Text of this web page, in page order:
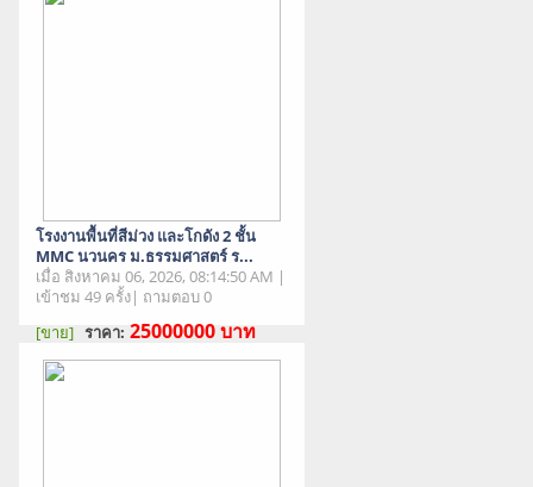
โรงงานพื้นที่สีม่วง และโกดัง 2 ชั้น
MMC นวนคร ม.ธรรมศาสตร์ ร...
เมื่อ สิงหาคม 06, 2026, 08:14:50 AM |
เข้าชม 49 ครั้ง| ถามตอบ 0
[ขาย] ราคา: 25000000บาท